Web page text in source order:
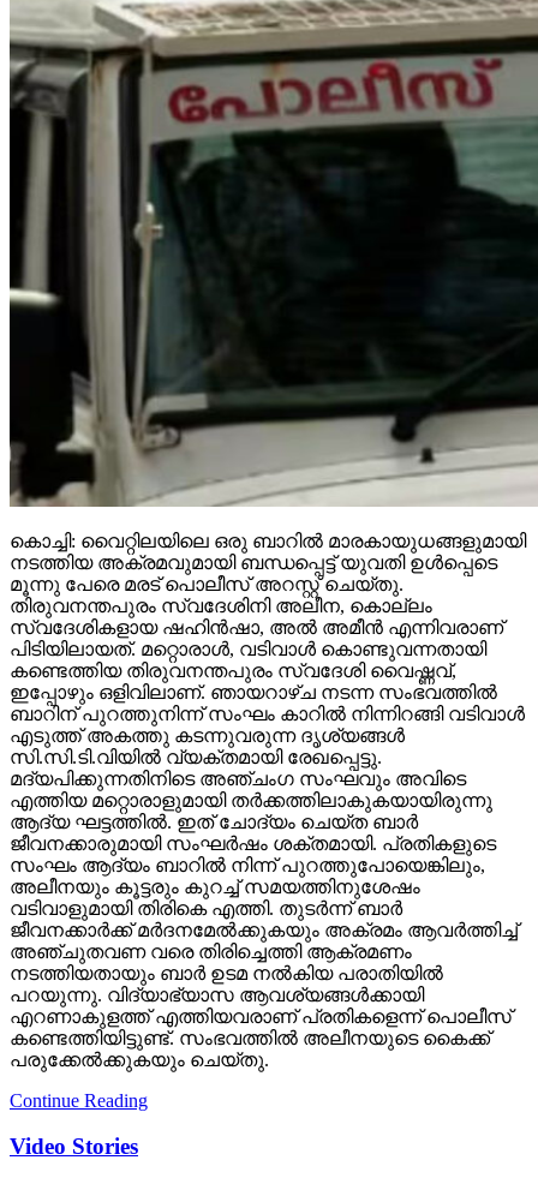
കൊച്ചി: വൈറ്റിലയിലെ ഒരു ബാറില്‍ മാരകായുധങ്ങളുമായി
നടത്തിയ അക്രമവുമായി ബന്ധപ്പെട്ട് യുവതി ഉള്‍പ്പെടെ
മൂന്നു പേരെ മരട് പൊലീസ് അറസ്റ്റ് ചെയ്തു.
തിരുവനന്തപുരം സ്വദേശിനി അലീന, കൊല്ലം
സ്വദേശികളായ ഷഹിന്‍ഷാ, അല്‍ അമീന്‍ എന്നിവരാണ്
പിടിയിലായത്. മറ്റൊരാള്‍, വടിവാള്‍ കൊണ്ടുവന്നതായി
കണ്ടെത്തിയ തിരുവനന്തപുരം സ്വദേശി വൈഷ്ണവ്,
ഇപ്പോഴും ഒളിവിലാണ്. ഞായറാഴ്ച നടന്ന സംഭവത്തില്‍
ബാറിന് പുറത്തുനിന്ന് സംഘം കാറില്‍ നിന്നിറങ്ങി വടിവാള്‍
എടുത്ത് അകത്തു കടന്നുവരുന്ന ദൃശ്യങ്ങള്‍
സി.സി.ടി.വിയില്‍ വ്യക്തമായി രേഖപ്പെട്ടു.
മദ്യപിക്കുന്നതിനിടെ അഞ്ചംഗ സംഘവും അവിടെ
എത്തിയ മറ്റൊരാളുമായി തര്‍ക്കത്തിലാകുകയായിരുന്നു
ആദ്യ ഘട്ടത്തില്‍. ഇത് ചോദ്യം ചെയ്ത ബാര്‍
ജീവനക്കാരുമായി സംഘര്‍ഷം ശക്തമായി. പ്രതികളുടെ
സംഘം ആദ്യം ബാറില്‍ നിന്ന് പുറത്തുപോയെങ്കിലും,
അലീനയും കൂട്ടരും കുറച്ച് സമയത്തിനുശേഷം
വടിവാളുമായി തിരികെ എത്തി. തുടര്‍ന്ന് ബാര്‍
ജീവനക്കാര്‍ക്ക് മര്‍ദനമേല്‍ക്കുകയും അക്രമം ആവര്‍ത്തിച്ച്
അഞ്ചുതവണ വരെ തിരിച്ചെത്തി ആക്രമണം
നടത്തിയതായും ബാര്‍ ഉടമ നല്‍കിയ പരാതിയില്‍
പറയുന്നു. വിദ്യാഭ്യാസ ആവശ്യങ്ങള്‍ക്കായി
എറണാകുളത്ത് എത്തിയവരാണ് പ്രതികളെന്ന് പൊലീസ്
കണ്ടെത്തിയിട്ടുണ്ട്. സംഭവത്തില്‍ അലീനയുടെ കൈക്ക്
പരുക്കേല്‍ക്കുകയും ചെയ്തു.
Continue Reading
Video Stories